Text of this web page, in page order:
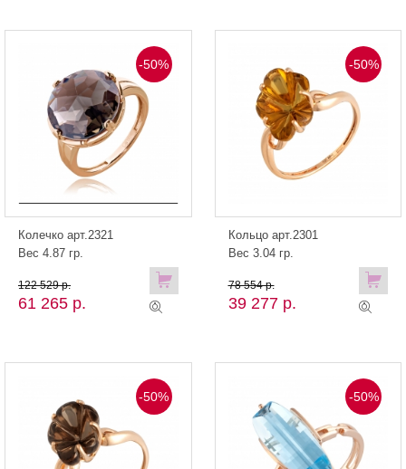
-50%
Колечко арт.2321
Вес 4.87 гр.
61 265 р.
122 529 р.
-50%
Кольцо арт.2301
Вес 3.04 гр.
39 277 р.
78 554 р.
-50% -50%